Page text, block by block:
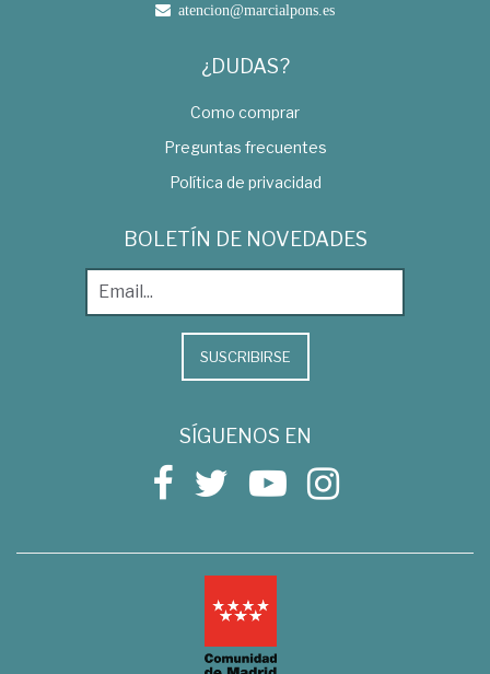
atencion@marcialpons.es
¿DUDAS?
Como comprar
Preguntas frecuentes
Política de privacidad
BOLETÍN DE NOVEDADES
SUSCRIBIRSE
SÍGUENOS EN